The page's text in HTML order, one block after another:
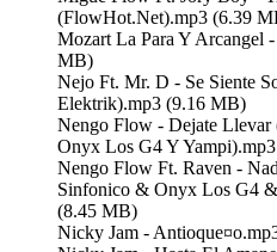
(FlowHot.Net).mp3 (6.39
Mozart La Para Y Arcangel
MB)
Nejo Ft. Mr. D - Se Siente
Elektrik).mp3 (9.16 MB)
Nengo Flow - Dejate
Onyx Los G4 Y
Nengo Flow Ft. Raven -
Sinfonico & Onyx Los G4
(8.45 MB)
Nicky Jam -